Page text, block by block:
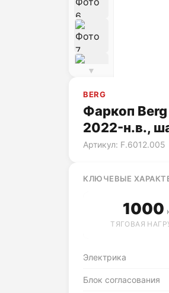
▼
BERG
Фаркоп
2022-н.в.,
Артикул: F.6012.005
КЛЮЧЕВЫЕ
1000
ТЯГОВАЯ
Электрика
Блок согласования